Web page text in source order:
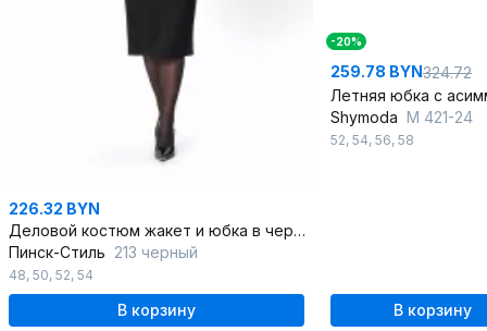
226.32 BYN
Деловой костюм жакет и юбка в черном трикотажевом стиле
Пинск-Стиль 213 черный
48, 50, 52, 54
В корзину
-20%
259.78 BYN324.72
Shymoda М 421-24
52, 54, 56, 58
В корзину